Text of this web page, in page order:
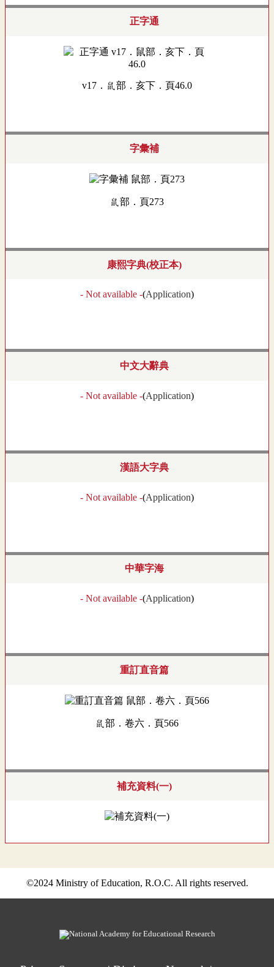
正字通
v17．鼠部．亥下．頁46.0
字彙補
鼠部．頁273
康熙字典(校正本)
- Not available -(Application)
中文大辭典
- Not available -(Application)
漢語大字典
- Not available -(Application)
中華字海
- Not available -(Application)
重訂直音篇
鼠部．卷六．頁566
補充資料(一)
©2024 Ministry of Education, R.O.C. All rights reserved.